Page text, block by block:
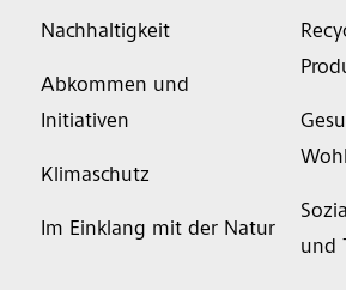
Nachhaltigkeit
Abkommen und
Initiativen
Klimaschutz
Im Einklang mit der Natur
und